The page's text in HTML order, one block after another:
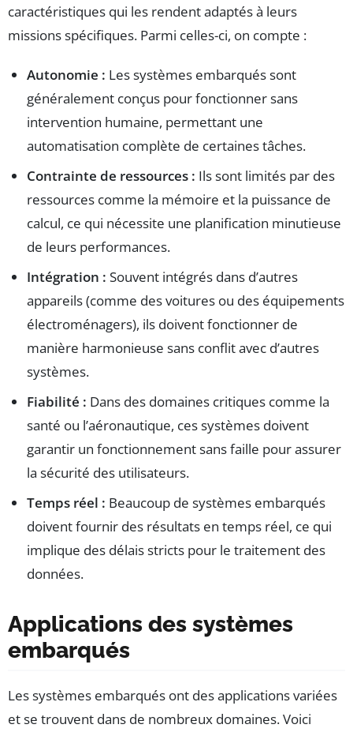
caractéristiques qui les rendent adaptés à leurs
missions spécifiques. Parmi celles-ci, on compte :
Autonomie : Les systèmes embarqués sont
généralement conçus pour fonctionner sans
intervention humaine, permettant une
automatisation complète de certaines tâches.
Contrainte de ressources : Ils sont limités par des
ressources comme la mémoire et la puissance de
calcul, ce qui nécessite une planification minutieuse
de leurs performances.
Intégration : Souvent intégrés dans d’autres
appareils (comme des voitures ou des équipements
électroménagers), ils doivent fonctionner de
manière harmonieuse sans conflit avec d’autres
systèmes.
Fiabilité : Dans des domaines critiques comme la
santé ou l’aéronautique, ces systèmes doivent
garantir un fonctionnement sans faille pour assurer
la sécurité des utilisateurs.
Temps réel : Beaucoup de systèmes embarqués
doivent fournir des résultats en temps réel, ce qui
implique des délais stricts pour le traitement des
données.
Applications des systèmes
embarqués
Les systèmes embarqués ont des applications variées
et se trouvent dans de nombreux domaines. Voici